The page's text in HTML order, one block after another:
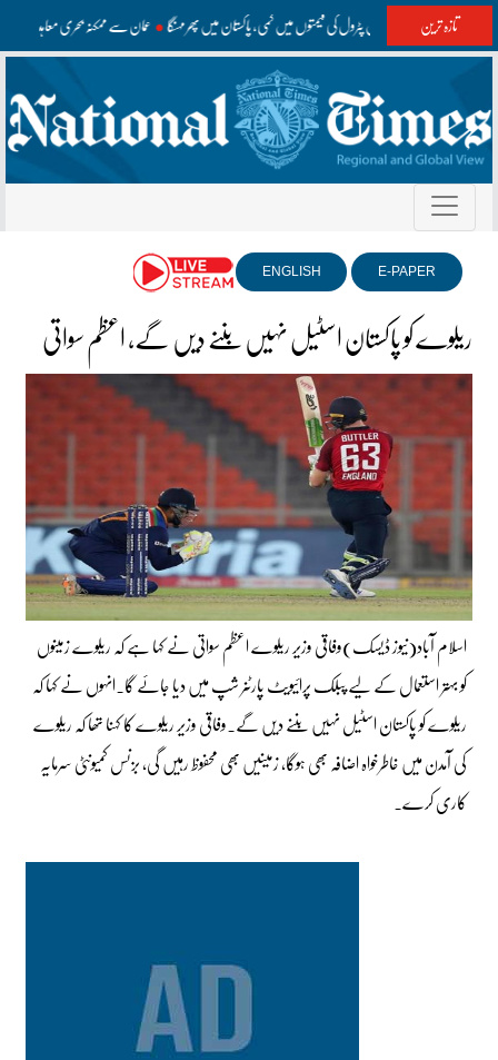
تازہ ترینعالمی منڈیوں میں پٹرول کی قیمتوں میں کمی، پاکستان میں پھر مہنگا عمان سے ممکنہ بحری معاہدہ
E-PAPER
ENGLISH
ریلوے کو پاکستان اسٹیل نہیں بننے دیں گے، اعظم سواتی
اسلام آباد(نیوز ڈیسک)وفاقی وزیر ریلوے اعظم سواتی نے کہا ہے کہ ریلوے زمینوں
کو بہتر استعمال کے لیے پبلک پرائیویٹ پارٹنر شپ میں دیا جائے گا۔انہوں نے کہا کہ
ریلوے کو پاکستان اسٹیل نہیں بننے دیں گے۔وفاقی وزیر ریلوے کا کہنا تھا کہ ریلوے
کی آمدن میں خاطرخواہ اضافہ بھی ہوگا، زمینیں بھی محفوظ رہیں گی، بزنس کمیونٹی سرمایہ
کاری کرے۔